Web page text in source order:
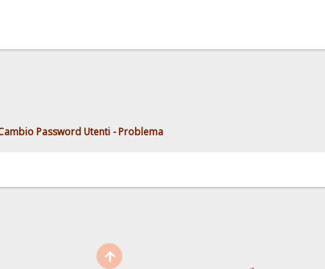
Password Utenti - Problema